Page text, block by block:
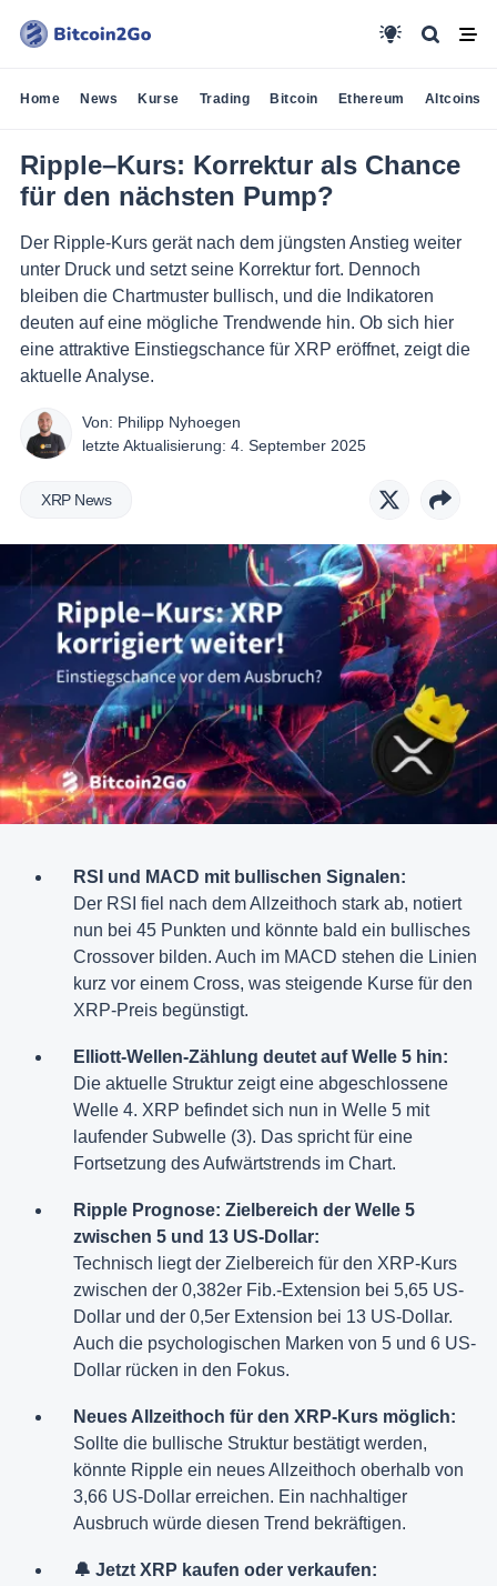
Home News Kurse Trading Bitcoin Ethereum Altcoins
Ripple–Kurs: Korrektur als Chance
für den nächsten Pump?
Der Ripple-Kurs gerät nach dem jüngsten Anstieg weiter
unter Druck und setzt seine Korrektur fort. Dennoch
bleiben die Chartmuster bullisch, und die Indikatoren
deuten auf eine mögliche Trendwende hin. Ob sich hier
eine attraktive Einstiegschance für XRP eröffnet, zeigt die
aktuelle Analyse.
Von: Philipp Nyhoegen
letzte Aktualisierung: 4. September 2025
XRP News
RSI und MACD mit bullischen Signalen:
Der RSI fiel nach dem Allzeithoch stark ab, notiert
nun bei 45 Punkten und könnte bald ein bullisches
Crossover bilden. Auch im MACD stehen die Linien
kurz vor einem Cross, was steigende Kurse für den
XRP-Preis begünstigt.
Elliott-Wellen-Zählung deutet auf Welle 5 hin:
Die aktuelle Struktur zeigt eine abgeschlossene
Welle 4. XRP befindet sich nun in Welle 5 mit
laufender Subwelle (3). Das spricht für eine
Fortsetzung des Aufwärtstrends im Chart.
Ripple Prognose: Zielbereich der Welle 5
zwischen 5 und 13 US-Dollar:
Technisch liegt der Zielbereich für den XRP-Kurs
zwischen der 0,382er Fib.-Extension bei 5,65 US-
Dollar und der 0,5er Extension bei 13 US-Dollar.
Auch die psychologischen Marken von 5 und 6 US-
Dollar rücken in den Fokus.
Neues Allzeithoch für den XRP-Kurs möglich:
Sollte die bullische Struktur bestätigt werden,
könnte Ripple ein neues Allzeithoch oberhalb von
3,66 US-Dollar erreichen. Ein nachhaltiger
Ausbruch würde diesen Trend bekräftigen.
🔔 Jetzt XRP kaufen oder verkaufen: